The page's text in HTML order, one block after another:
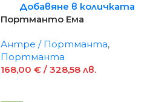
Добавяне в количката
Портманто Ема
Антре / Портманта,
Портманта
168,00 €/ 328,58 лв.